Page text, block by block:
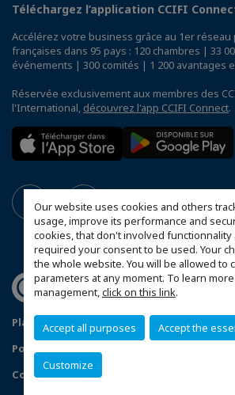
Our website uses cookies and others
usage, improve its performance and
cookies, that don't involved functionnality
required your consent to be used. Your
the whole website. You will be allowed to
parameters at any moment. To learn
management,click on this link.
Accept all purposes Accept the
Customize
Téléchargez l’application CCIFI
Accélérez votre business grâce au 1er
françaises dans 95 pays : 120 chambres | 33
événements | 300 comités | 1 200 avantages
Réservée exclusivement aux membres des
l'International, découvrez l'app CCIFI Connect.
Plan du site
Mentions légales
Politique de confidentialité
Configurer vos préférences cookies